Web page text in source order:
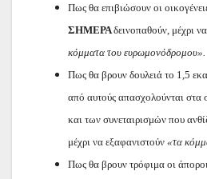
Πως θα επιβιώσουν οι
ΣΗΜΕΡΑδεινοπαθούν, μέχρι
κόμματα του ευρωμονόδρομου».
Πως θα βρουν δουλειά το 1,5
από αυτούς απασχολούνται
και των συνεταιρισμών που
μέχρι να εξαφανιστούν «τα
Πως θα βρουν τρόφιμα οι